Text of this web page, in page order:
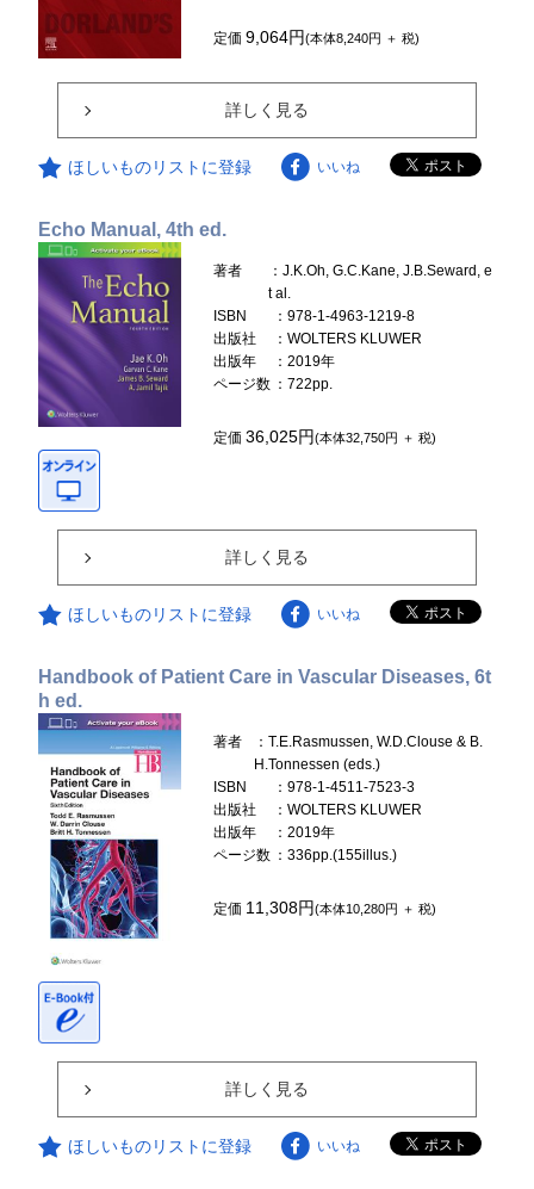
定価9,064円(本体8,240円 ＋ 税)
詳しく見る
ほしいものリストに登録 いいね
Echo Manual, 4th ed.
著者
：J.K.Oh, G.C.Kane, J.B.Seward, e
t al.
ISBN
：978-1-4963-1219-8
出版社
：WOLTERS KLUWER
出版年
：2019年
ページ数 ：722pp.
定価36,025円(本体32,750円 ＋ 税)
詳しく見る
ほしいものリストに登録 いいね
Handbook of Patient Care in Vascular Diseases, 6t
h ed.
著者
：T.E.Rasmussen, W.D.Clouse & B.
H.Tonnessen (eds.)
ISBN
：978-1-4511-7523-3
出版社
：WOLTERS KLUWER
出版年
：2019年
ページ数 ：336pp.(155illus.)
定価 11,308円(本体10,280円 ＋ 税)
詳しく見る
ほしいものリストに登録 いいね